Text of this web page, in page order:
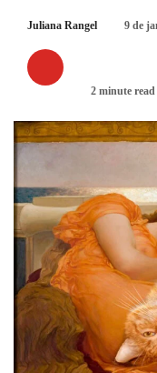
Juliana Rangel 9 de
2 minute read